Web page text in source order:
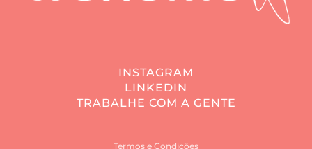
Termos e Condições
INSTAGRAM
LINKEDIN
TRABALHE COM A GENTE